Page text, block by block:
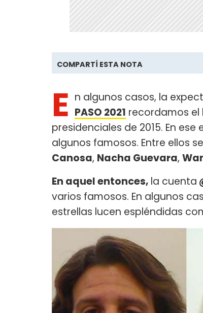
COMPARTÍ ESTA NOTA
E n algunos casos, la
PASO 2021 recordamos el
presidenciales de 2015. En
algunos famosos. Entre ellos
Canosa, Nacha Guevara,
En aquel entonces, la cuenta
varios famosos. En algunos
estrellas lucen espléndidas